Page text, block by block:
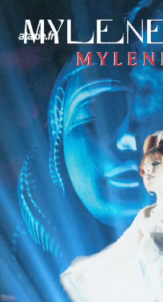
← Retour
Ajouter à ma collection
Comparer cet objet